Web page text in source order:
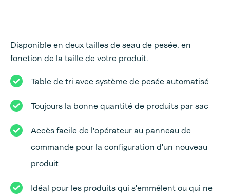
Disponible en deux tailles de seau de pesée, en
fonction de la taille de votre produit.
Table de tri avec système de pesée automatisé
Toujours la bonne quantité de produits par sac
Accès facile de l'opérateur au panneau de
commande pour la configuration d'un nouveau
produit
Idéal pour les produits qui s'emmêlent ou qui ne